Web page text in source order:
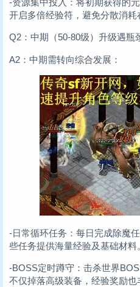
-资源集中投入：将初期获得的
开启多倍经验符，避免分散消耗
Q2：中期（50-80级）升级遇瓶
A2：中期需转向综合发展：
-日常循环任务：每日完成除魔
些任务提供海量经验及基础材料
-BOSS定时蹲守：击杀世界
不仅掉落高级装备，经验奖励